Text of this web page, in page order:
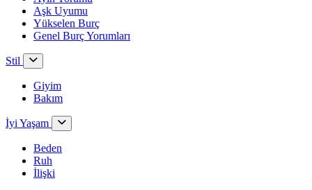
Aşk Uyumu
Yükselen Burç
Genel Burç Yorumları
Stil
Giyim
Bakım
İyi Yaşam
Beden
Ruh
İlişki